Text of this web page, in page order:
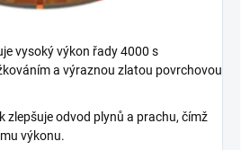
vysoký výkon řady 4000 s
a výraznou zlatou povrchovou
zlepšuje odvod plynů a prachu, čímž
výkonu.